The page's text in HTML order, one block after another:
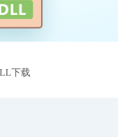
下载
修复